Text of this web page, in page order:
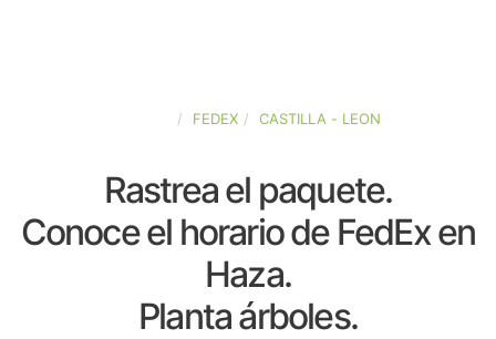
FEDEX CASTILLA - LEON
Rastrea el paquete.
Conoce el horario de FedEx en
Haza.
Planta árboles.